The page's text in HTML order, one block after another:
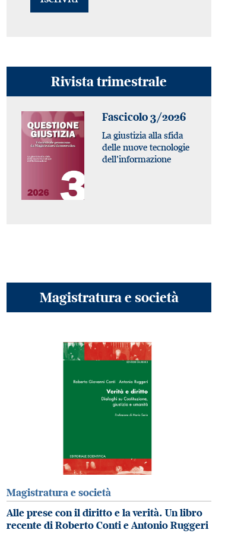
Rivista trimestrale
Fascicolo 3/2026
La giustizia alla sfida
delle nuove tecnologie
dell’informazione
Magistratura e società
Magistratura e società
Alle prese con il diritto e la verità. Un libro
recente di Roberto Conti e Antonio Ruggeri